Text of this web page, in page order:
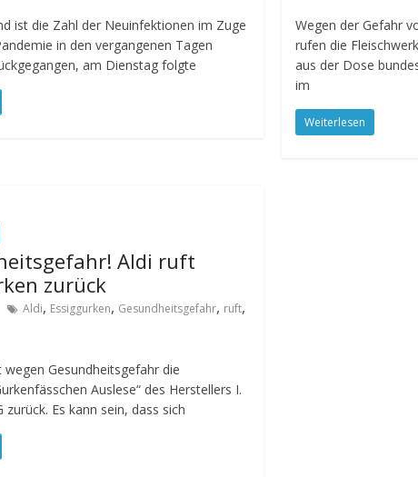
ist die Zahl der Neuinfektionen im Zuge
in den vergangenen Tagen
am Dienstag folgte
Wegen der Gefahr
rufen die
aus der Dose
im
Weiterlesen
Aldi ruft
zurück
Aldi, Essiggurken, Gesundheitsgefahr, ruft,
Gesundheitsgefahr die
Auslese“ des Herstellers I.
zurück. Es kann sein, dass sich